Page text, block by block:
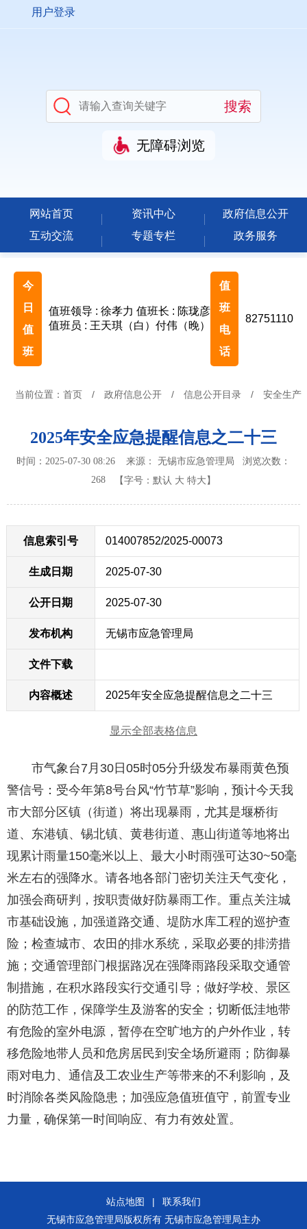
用户登录
无障碍浏览
网站首页 资讯中心
政府信息公开
互动交流
专题专栏 政务服务
今
日
值
班
值班领导 : 徐孝力 值班长 : 陈珑彦
值班员 : 王天琪（白）付伟（晚）
值
班
电
话
82751110
当前位置： 首页 / 政府信息公开 / 信息公开目录 / 安全生产
2025年安全应急提醒信息之二十三
时间：2025-07-30 08:26 来源： 无锡市应急管理局 浏览次数：
268
【字号：默认 大 特大 】
信息索引号 014007852/2025-00073
生成日期 2025-07-30
公开日期 2025-07-30
发布机构 无锡市应急管理局
文件下载
内容概述 2025年安全应急提醒信息之二十三
显示全部表格信息
市气象台7月30日05时05分升级发布暴雨黄色预
警信号：受今年第8号台风“竹节草”影响，预计今天我
市大部分区镇（街道）将出现暴雨，尤其是堰桥街
道、东港镇、锡北镇、黄巷街道、惠山街道等地将出
现累计雨量150毫米以上、最大小时雨强可达30~50毫
米左右的强降水。请各地各部门密切关注天气变化，
加强会商研判，按职责做好防暴雨工作。重点关注城
市基础设施，加强道路交通、堤防水库工程的巡护查
险；检查城市、农田的排水系统，采取必要的排涝措
施；交通管理部门根据路况在强降雨路段采取交通管
制措施，在积水路段实行交通引导；做好学校、景区
的防范工作，保障学生及游客的安全；切断低洼地带
有危险的室外电源，暂停在空旷地方的户外作业，转
移危险地带人员和危房居民到安全场所避雨；防御暴
雨对电力、通信及工农业生产等带来的不利影响，及
时消除各类风险隐患；加强应急值班值守，前置专业
力量，确保第一时间响应、有力有效处置。
站点地图 |
联系我们
无锡市应急管理局版权所有 无锡市应急管理局主办